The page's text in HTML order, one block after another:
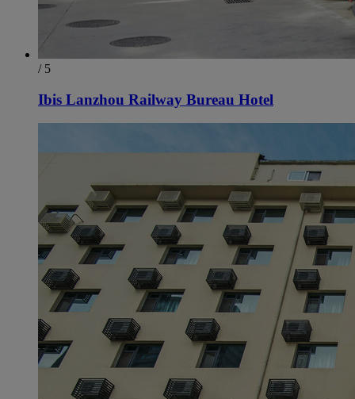
/ 5
Ibis Lanzhou Railway Bureau Hotel